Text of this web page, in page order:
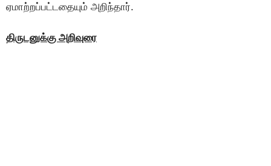
ஏமாற்றப்பட்டதையும் அறிந்தார்.
திருடனுக்கு அறிவுரை